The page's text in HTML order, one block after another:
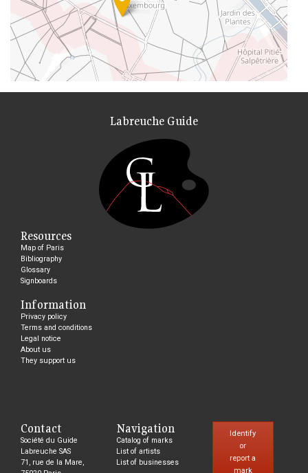
Labreuche Guide
Resources
Map of Paris
Bibliography
Glossary
Signboards
Information
Privacy policy
Terms and conditions
Legal notice
About us
They support us
Contact
Société du Guide
Labreuche SAS
71, rue de la Mare,
Navigation
Catalog of marks
List of artists
List of businesses
Identify
or
report a
mark